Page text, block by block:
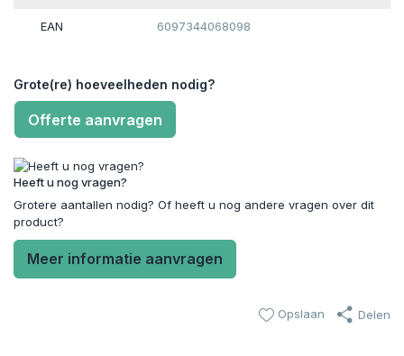
EAN 6097344068098
Grote(re) hoeveelheden nodig?
Offerte aanvragen
Heeft u nog vragen?
Grotere aantallen nodig? Of heeft u nog andere vragen over dit
product?
Meer informatie aanvragen
Opslaan Delen